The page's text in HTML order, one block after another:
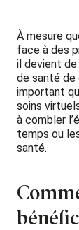
À mesure
face à des
il devient de
de santé de
important
soins
à combler
temps ou
santé.